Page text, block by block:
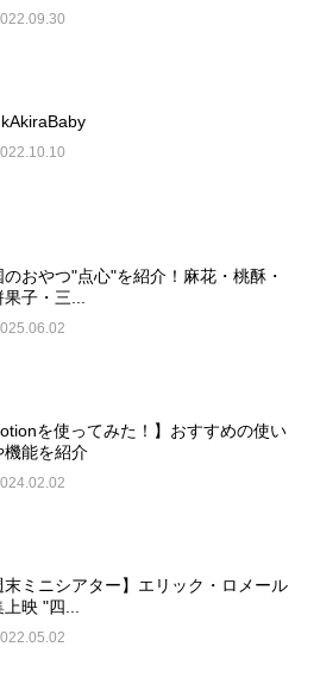
のおやつ"点心"を紹介！麻花・桃酥・
果子・三...
を使ってみた！】おすすめの使い
機能を紹介
末ミニシアター】エリック・ロメール
上映 "四...